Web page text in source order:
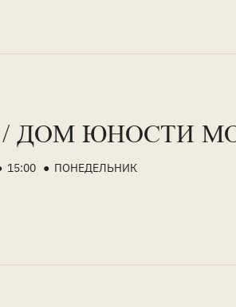
/ ДОМ ЮНОСТИ
15:00 ● ПОНЕДЕЛЬНИК